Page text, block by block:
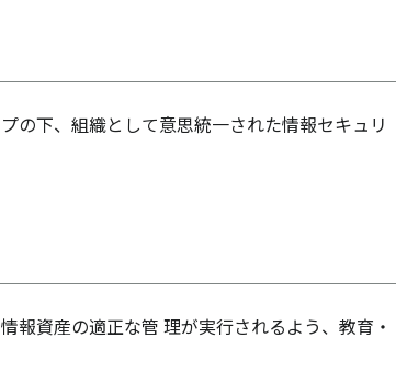
の下、組織として意思統一された情報セキュリ
報資産の適正な管 理が実行されるよう、教育・